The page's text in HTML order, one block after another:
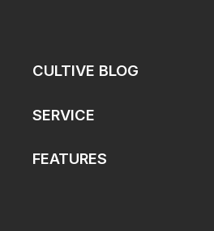
CULTIVE BLOG
SERVICE
FEATURES